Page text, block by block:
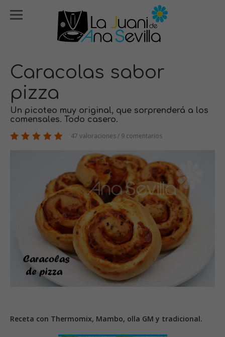
Caracolas sabor
pizza
Un picoteo muy original, que sorprenderá a los
comensales. Todo casero.
47 valoraciones / 9 comentarios
Receta con Thermomix, Mambo, olla GM y tradicional.